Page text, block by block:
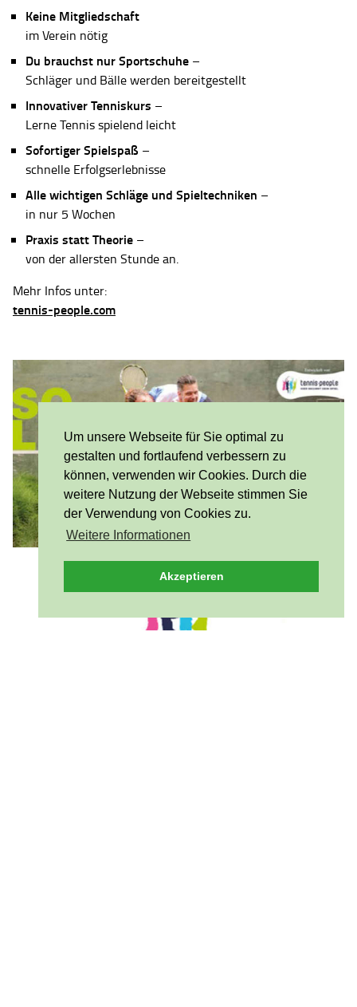
Um unsere Webseite für Sie optimal zu
gestalten und fortlaufend verbessern zu
können, verwenden wir Cookies. Durch die
weitere Nutzung der Webseite stimmen Sie
der Verwendung von Cookies zu.
Weitere Informationen
Akzeptieren
Keine Mitgliedschaft
im Verein nötig
Du brauchst nur Sportschuhe –
Schläger und Bälle werden bereitgestellt
Innovativer Tenniskurs –
Lerne Tennis spielend leicht
Sofortiger Spielspaß –
schnelle Erfolgserlebnisse
Alle wichtigen Schläge und Spieltechniken –
in nur 5 Wochen
Praxis statt Theorie –
von der allersten Stunde an.
Mehr Infos unter:
tennis-people.com